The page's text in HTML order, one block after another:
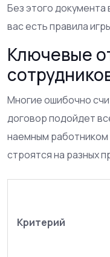
Без этого документа
вас есть правила
Ключевые
Многие ошибочно
договор подойдет
наемным
строятся на разных
Критерий